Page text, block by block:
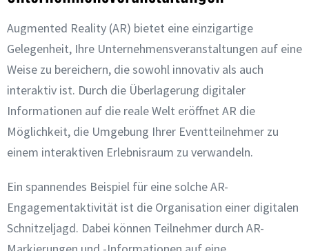
Augmented Reality (AR) bietet eine einzigartige
Gelegenheit, Ihre Unternehmensveranstaltungen auf eine
Weise zu bereichern, die sowohl innovativ als auch
interaktiv ist. Durch die Überlagerung digitaler
Informationen auf die reale Welt eröffnet AR die
Möglichkeit, die Umgebung Ihrer Eventteilnehmer zu
einem interaktiven Erlebnisraum zu verwandeln.
Ein spannendes Beispiel für eine solche AR-
Engagementaktivität ist die Organisation einer digitalen
Schnitzeljagd. Dabei können Teilnehmer durch AR-